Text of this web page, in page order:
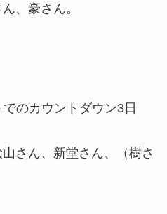
、豪さん。
のカウントダウン3日
さん、新堂さん、（樹さ